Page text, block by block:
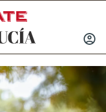
INICIAR